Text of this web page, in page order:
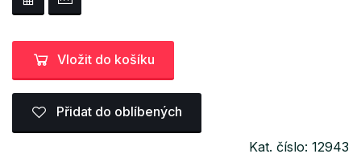
Vložit do košíku
Přidat do oblíbených
Kat. číslo: 12943